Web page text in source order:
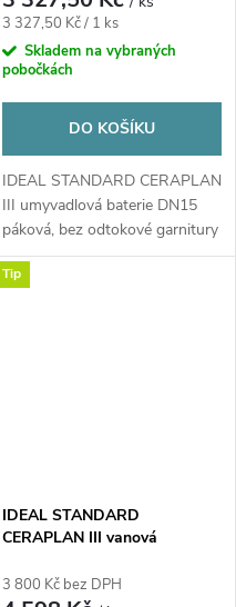
Měrná
cena:
3 327,50 Kč / 1 ks
Skladem na vybraných
pobočkách
DO KOŠÍKU
IDEAL STANDARD CERAPLAN
III umyvadlová baterie DN15
páková, bez odtokové garnitury
chrom
Tip
IDEAL STANDARD
CERAPLAN III vanová
přepínačem, chrom
3 800 Kč bez DPH